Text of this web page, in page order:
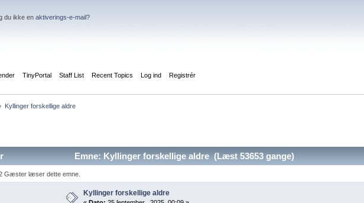
du ikke en aktiverings-e-mail?
TinyPortal Staff List Recent Topics Log ind Registrér
Kyllinger forskellige aldre
Emne: Kyllinger forskellige aldre (Læst 53653 gange)
Gæster læser dette emne.
Kyllinger forskellige aldre